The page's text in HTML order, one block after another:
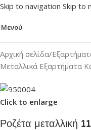
Skip to navigation Skip to
Μενού
Αρχική σελίδα/
Μεταλλικά Εξαρτήματα
Click to enlarge
Ροζέτα μεταλλική